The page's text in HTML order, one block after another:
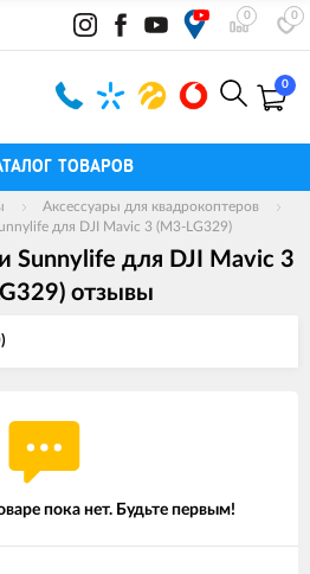
0 0
0
ТОВАРОВ
Аксессуары для квадрокоптеров
для DJI Mavic 3 (M3-LG329)
Sunnylife для DJI Mavic 3
отзывы
)
пока нет. Будьте первым!